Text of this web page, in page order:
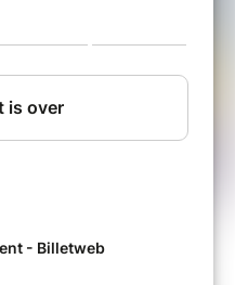
étant appliquée
vous devez
si vous inscrivez
par famille) !!!